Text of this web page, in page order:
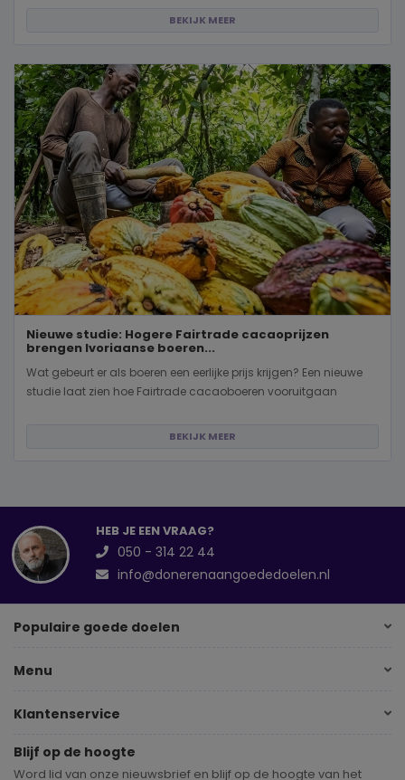
BEKIJK MEER
Nieuwe studie: Hogere Fairtrade cacaoprijzen
brengen Ivoriaanse boeren...
Wat gebeurt er als boeren een eerlijke prijs krijgen? Een nieuwe
studie laat zien hoe Fairtrade cacaoboeren vooruitgaan
BEKIJK MEER
HEB JE EEN VRAAG?
050 - 314 22 44
info@donerenaangoededoelen.nl
Populaire goede doelen
Menu
Klantenservice
Blijf op de hoogte
Word lid van onze nieuwsbrief en blijf op de hoogte van het